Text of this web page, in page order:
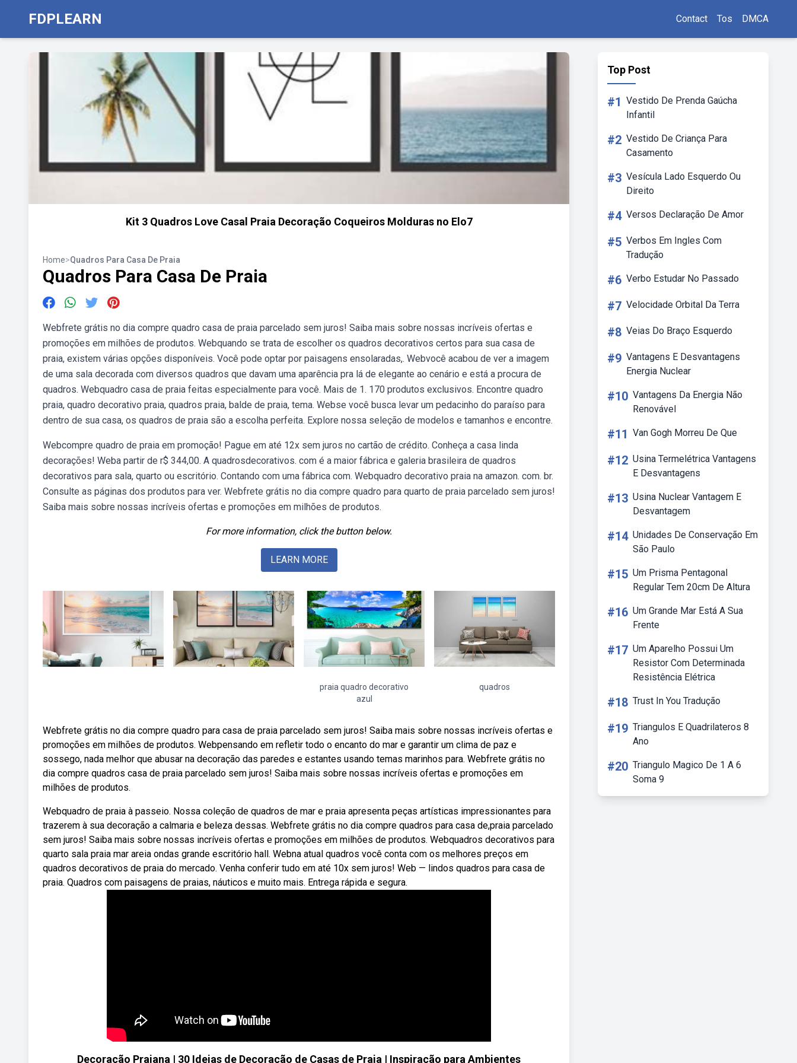
FDPLEARN Contact Tos DMCA
Kit 3 Quadros Love Casal Praia Decoração Coqueiros Molduras no Elo7
Home>Quadros Para Casa De Praia
Quadros Para Casa De Praia
Webfrete grátis no dia compre quadro casa de praia parcelado sem juros! Saiba mais sobre nossas incríveis ofertas e
promoções em milhões de produtos. Webquando se trata de escolher os quadros decorativos certos para sua casa de
praia, existem várias opções disponíveis. Você pode optar por paisagens ensolaradas,. Webvocê acabou de ver a imagem
de uma sala decorada com diversos quadros que davam uma aparência pra lá de elegante ao cenário e está a procura de
quadros. Webquadro casa de praia feitas especialmente para você. Mais de 1. 170 produtos exclusivos. Encontre quadro
praia, quadro decorativo praia, quadros praia, balde de praia, tema. Webse você busca levar um pedacinho do paraíso para
dentro de sua casa, os quadros de praia são a escolha perfeita. Explore nossa seleção de modelos e tamanhos e encontre.
Webcompre quadro de praia em promoção! Pague em até 12x sem juros no cartão de crédito. Conheça a casa linda
decorações! Weba partir de r$ 344,00. A quadrosdecorativos. com é a maior fábrica e galeria brasileira de quadros
decorativos para sala, quarto ou escritório. Contando com uma fábrica com. Webquadro decorativo praia na amazon. com. br.
Consulte as páginas dos produtos para ver. Webfrete grátis no dia compre quadro para quarto de praia parcelado sem juros!
Saiba mais sobre nossas incríveis ofertas e promoções em milhões de produtos.
For more information, click the button below.
LEARN MORE
praia quadro decorativo
azul
quadros
Webfrete grátis no dia compre quadro para casa de praia parcelado sem juros! Saiba mais sobre nossas incríveis ofertas e
promoções em milhões de produtos. Webpensando em refletir todo o encanto do mar e garantir um clima de paz e
sossego, nada melhor que abusar na decoração das paredes e estantes usando temas marinhos para. Webfrete grátis no
dia compre quadros casa de praia parcelado sem juros! Saiba mais sobre nossas incríveis ofertas e promoções em
milhões de produtos.
Webquadro de praia à passeio. Nossa coleção de quadros de mar e praia apresenta peças artísticas impressionantes para
trazerem à sua decoração a calmaria e beleza dessas. Webfrete grátis no dia compre quadros para casa de,praia parcelado
sem juros! Saiba mais sobre nossas incríveis ofertas e promoções em milhões de produtos. Webquadros decorativos para
quarto sala praia mar areia ondas grande escritório hall. Webna atual quadros você conta com os melhores preços em
quadros decorativos de praia do mercado. Venha conferir tudo em até 10x sem juros! Web — lindos quadros para casa de
praia. Quadros com paisagens de praias, náuticos e muito mais. Entrega rápida e segura.
Decoração Praiana | 30 Ideias de Decoração de Casas de Praia | Inspiração para Ambientes
Top Post
#1 Vestido De Prenda Gaúcha
Infantil
#2 Vestido De Criança Para
Casamento
#3 Vesícula Lado Esquerdo Ou
Direito
#4 Versos Declaração De Amor
#5 Verbos Em Ingles Com
Tradução
#6 Verbo Estudar No Passado
#7 Velocidade Orbital Da Terra
#8 Veias Do Braço Esquerdo
#9 Vantagens E Desvantagens
Energia Nuclear
#10 Vantagens Da Energia Não
Renovável
#11 Van Gogh Morreu De Que
#12 Usina Termelétrica Vantagens
E Desvantagens
#13 Usina Nuclear Vantagem E
Desvantagem
#14 Unidades De Conservação Em
São Paulo
#15 Um Prisma Pentagonal
Regular Tem 20cm De Altura
#16 Um Grande Mar Está A Sua
Frente
#17 Um Aparelho Possui Um
Resistor Com Determinada
Resistência Elétrica
#18 Trust In You Tradução
#19 Triangulos E Quadrilateros 8
Ano
#20 Triangulo Magico De 1 A 6
Soma 9